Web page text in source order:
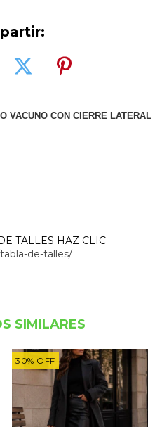
VACUNO CON CIERRE LATERAL
TALLES HAZ CLIC
de-talles/
SIMILARES
30% OFF